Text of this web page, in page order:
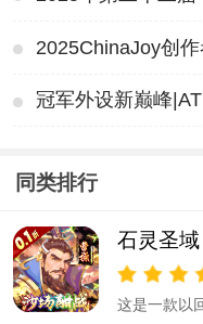
同类排行
石灵圣
这是一款以